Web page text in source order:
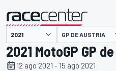
presentado por GP DE AUSTRIA
2021 MotoGP GP
12 ago 2021 - 15 ago 2021